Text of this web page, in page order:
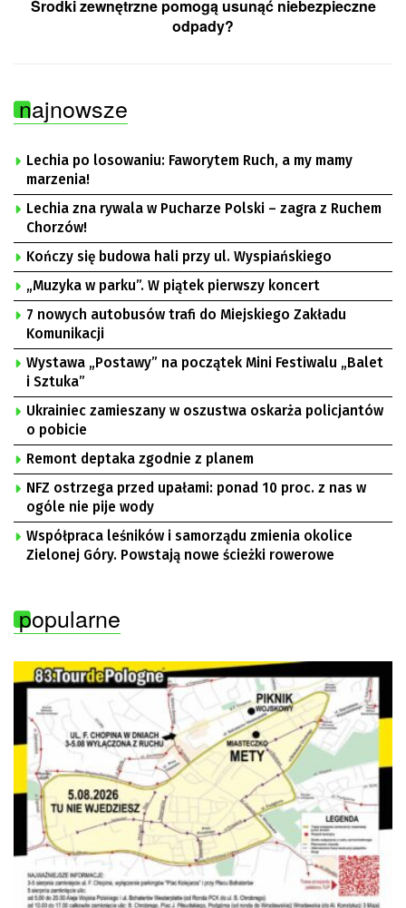
Środki zewnętrzne pomogą usunąć niebezpieczne
odpady?
najnowsze
Lechia po losowaniu: Faworytem Ruch, a my mamy
marzenia!
Lechia zna rywala w Pucharze Polski – zagra z Ruchem
Chorzów!
Kończy się budowa hali przy ul. Wyspiańskiego
„Muzyka w parku”. W piątek pierwszy koncert
7 nowych autobusów trafi do Miejskiego Zakładu
Komunikacji
Wystawa „Postawy” na początek Mini Festiwalu „Balet
i Sztuka”
Ukrainiec zamieszany w oszustwa oskarża policjantów
o pobicie
Remont deptaka zgodnie z planem
NFZ ostrzega przed upałami: ponad 10 proc. z nas w
ogóle nie pije wody
Współpraca leśników i samorządu zmienia okolice
Zielonej Góry. Powstają nowe ścieżki rowerowe
popularne